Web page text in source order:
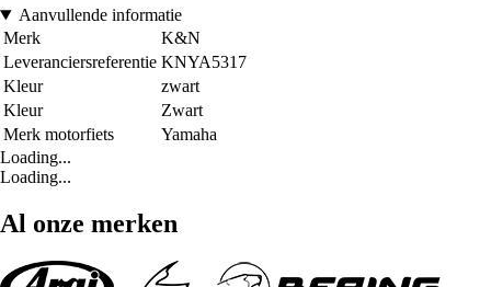
Aanvullende informatie
Merk
K&N
Leveranciersreferentie KNYA5317
Kleur
zwart
Kleur
Zwart
Merk motorfiets
Yamaha
Loading...
Loading...
Al onze merken